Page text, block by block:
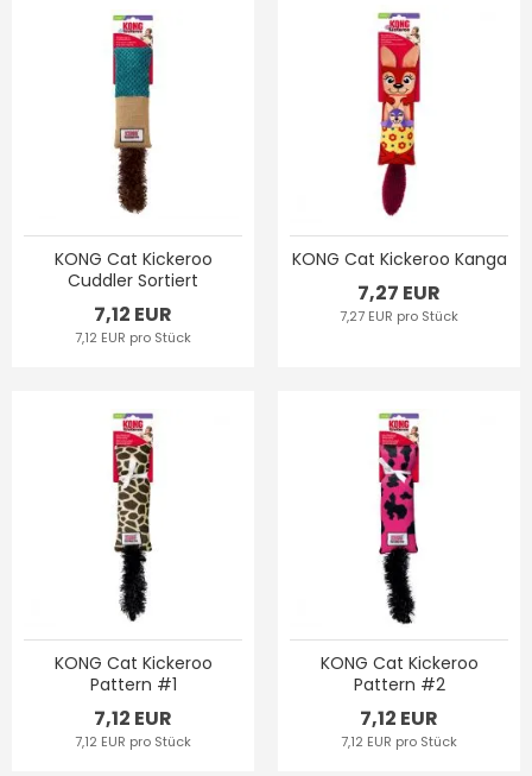
KONG Cat Kickeroo
Cuddler Sortiert
7,12 EUR
7,12 EUR pro Stück
KONG Cat Kickeroo Kanga
7,27 EUR
7,27 EUR pro Stück
KONG Cat Kickeroo
Pattern #1
7,12 EUR
7,12 EUR pro Stück
KONG Cat Kickeroo
Pattern #2
7,12 EUR
7,12 EUR pro Stück